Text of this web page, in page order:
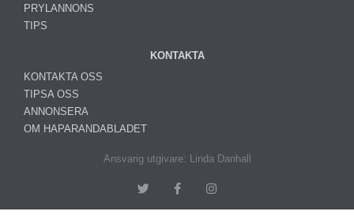
PRYLANNONS
TIPS
KONTAKTA
KONTAKTA OSS
TIPSA OSS
ANNONSERA
OM HAPARANDABLADET
Ansvarig utgivare: Linda Danhall